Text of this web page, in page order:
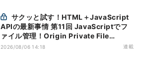
APIの最新事情 第11回 JavaScriptでフ
ァイル管理！Origin Private File
Systemを活用する
2026/08/06 14:18 連載